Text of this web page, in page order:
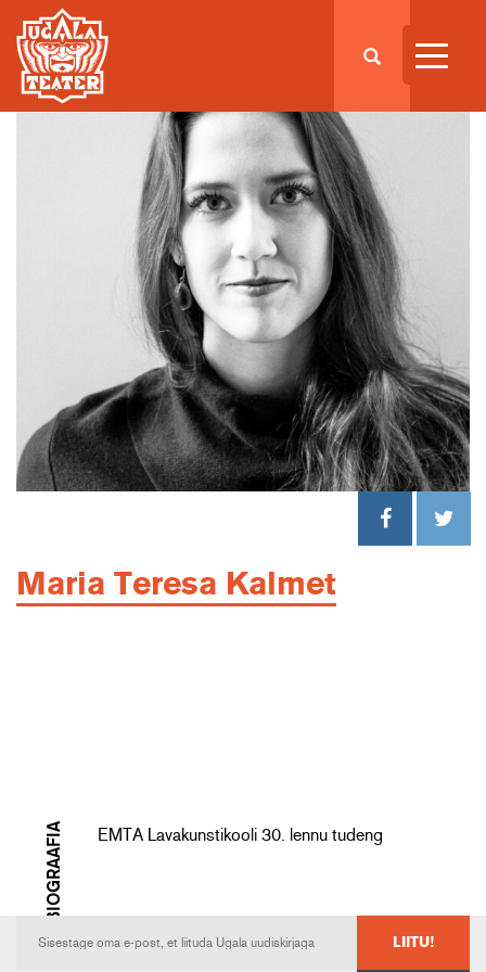
Maria Teresa Kalmet
BIOGRAAFIA EMTA Lavakunstikooli 30. lennu tudeng
LIITU!